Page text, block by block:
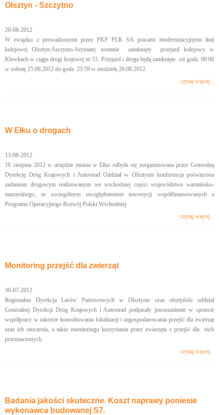
Olsztyn - Szczytno
20-08-2012
W związku z prowadzonymi przez PKP PLK SA pracami modernizacyjnymi linii
kolejowej Olsztyn-Szczytno-Szymany zostanie zamknięty przejazd kolejowy w
Klewkach w ciągu drogi krajowej nr 53. Przejazd i droga będą zamknięte od godz. 00:00
w sobotę 25.08.2012 do godz. 23:59 w niedzielę 26.08.2012.
czytaj więcej...
W Ełku o drogach
13-08-2012
10 sierpnia 2012 w urzędzie miasta w Ełku odbyła się zorganizowana przez Generalną
Dyrekcję Dróg Krajowych i Autostrad Oddział w Olsztynie konferencja poświęcona
zadaniom drogowym realizowanym we wschodniej części województwa warmińsko-
mazurskiego, ze szczególnym uwzględnieniem inwestycji współfinansowanych z
Programu Operacyjnego Rozwój Polski Wschodniej.
czytaj więcej...
Monitoring przejść dla zwierząt
30-07-2012
Regionalna Dyrekcja Lasów Państwowych w Olsztynie oraz olsztyński oddział
Generalnej Dyrekcji Dróg Krajowych i Autostrad podpisały porozumienie w sprawie
współpracy w zakresie konsultowania lokalizacji i zagospodarowania przejść dla zwierząt
oraz ich otoczenia, a także monitoringu korzystania przez zwierzęta z przejść dla nich
przeznaczonych.
czytaj więcej...
Badania jakości skuteczne. Koszt naprawy poniesie
wykonawca budowanej S7.